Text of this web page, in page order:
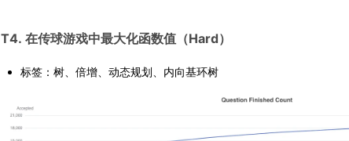
T4. 在传球游戏中最大化函数值（Hard）
标签：树、倍增、动态规划、内向基环树